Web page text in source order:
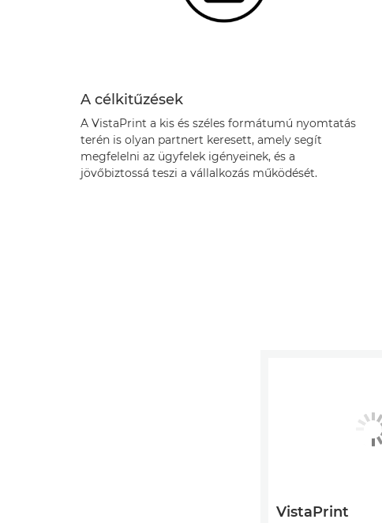
A célkitűzések
A VistaPrint a kis és széles formátumú nyomtatás
terén is olyan partnert keresett, amely segít
megfelelni az ügyfelek igényeinek, és a
jövőbiztossá teszi a vállalkozás működését.
VistaPrint